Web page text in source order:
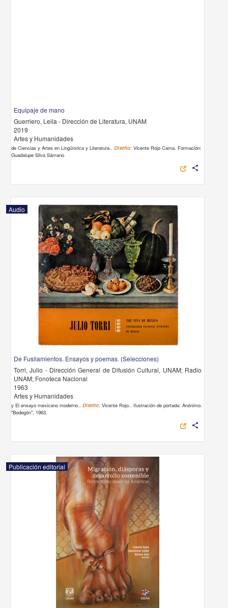
Equipaje de mano
Guerriero, Leila - Dirección de Literatura, UNAM
2019
Artes y Humanidades
de Ciencias y Artes en Lingüística y Literatura..Diseño: Vicente Rojo Cama. Formación:
Guadalupe Silva Sámano
share
Audio
De Fusilamientos. Ensayos y poemas. (Selecciones)
Torri, Julio - Dirección General de Difusión Cultural, UNAM; Radio
UNAM; Fonoteca Nacional
1963
Artes y Humanidades
y El ensayo mexicano moderno..Diseño: Vicente Rojo.. Ilustración de portada: Anónimo.
"Bodegón", 1963.
share
Publicación editorial